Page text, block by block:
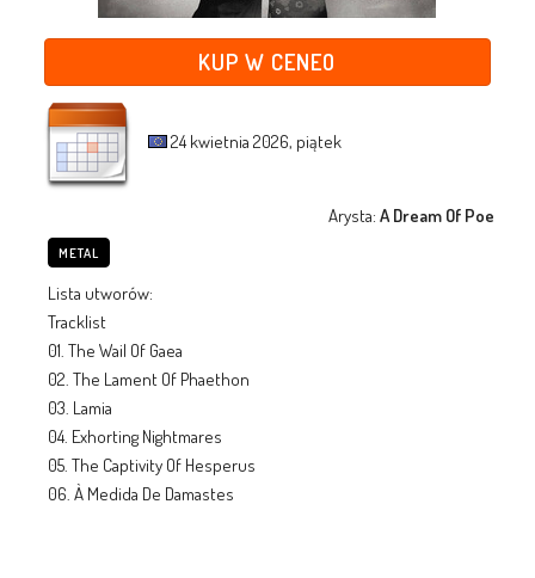
KUP W CENEO
24 kwietnia 2026, piątek
Arysta:A Dream Of Poe
METAL
Lista utworów:
Tracklist
01. The Wail Of Gaea
02. The Lament Of Phaethon
03. Lamia
04. Exhorting Nightmares
05. The Captivity Of Hesperus
06. À Medida De Damastes